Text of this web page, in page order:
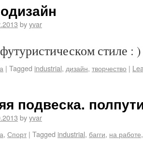
byyvar
стиле : )
| Tagged industrial, дизайн, творчество |
подвеска.
byyvar
, Спорт | Tagged industrial, багги, на работе